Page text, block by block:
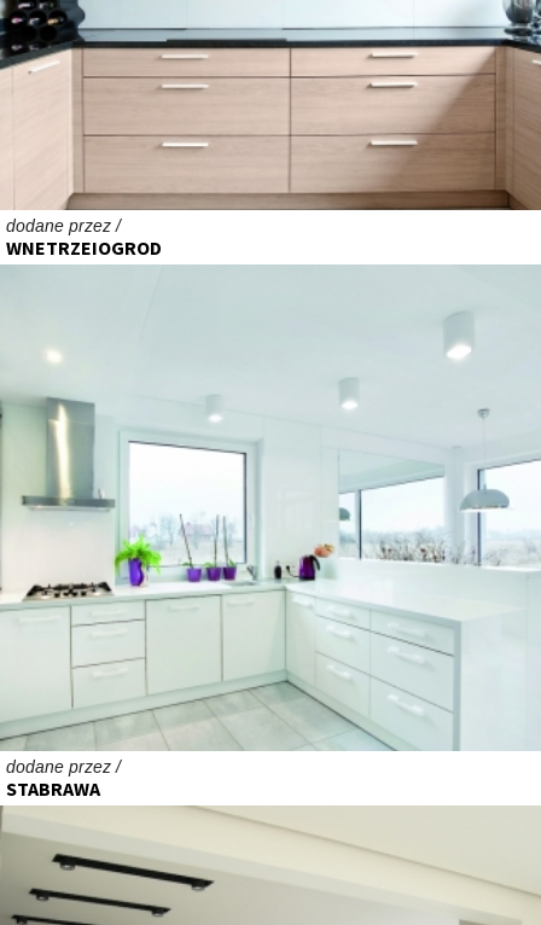
dodane przez /
WNETRZEIOGROD
dodane przez /
STABRAWA